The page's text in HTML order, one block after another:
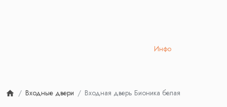
Инфо
Входные двери Входная дверь Бионика белая